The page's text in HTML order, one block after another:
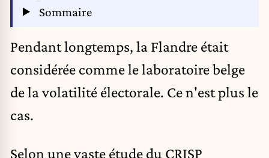
Sommaire
Pendant longtemps, la Flandre était
considérée comme le laboratoire belge
de la volatilité électorale. Ce n'est plus le
cas.
Selon une vaste étude du CRISP